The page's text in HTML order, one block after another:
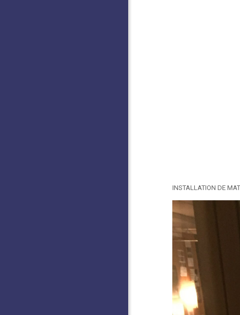
INSTALLATION DE